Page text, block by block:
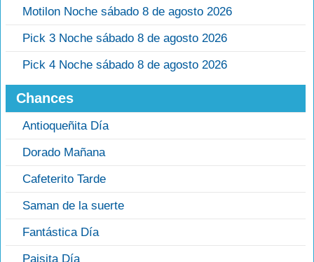
Motilon Noche sábado 8 de agosto 2026
Pick 3 Noche sábado 8 de agosto 2026
Pick 4 Noche sábado 8 de agosto 2026
Chances
Antioqueñita Día
Dorado Mañana
Cafeterito Tarde
Saman de la suerte
Fantástica Día
Paisita Día